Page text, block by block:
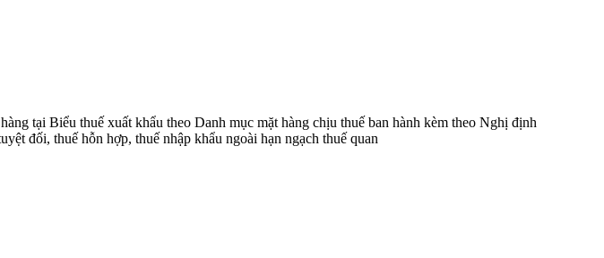
tại Biểu thuế xuất khẩu theo Danh mục mặt hàng chịu thuế ban hành kèm theo Nghị định
đối, thuế hỗn hợp, thuế nhập khẩu ngoài hạn ngạch thuế quan